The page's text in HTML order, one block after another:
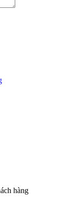
hàng